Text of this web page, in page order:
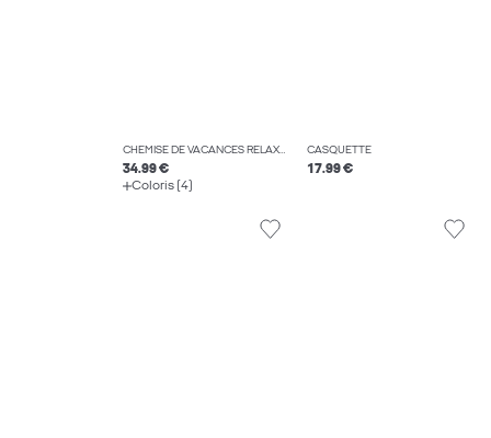
CHEMISE DE VACANCES RELAXED FIT
34.99 €
Coloris (4)
CASQUETTE
17.99 €